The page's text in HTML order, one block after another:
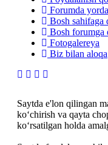
Forumda
Bosh sahifaga
Bosh forumga
Fotogalereya
Biz bilan aloqa
Saytda e'lon qilingan
ko‘chirish va qayta
ko‘rsatilgan holda